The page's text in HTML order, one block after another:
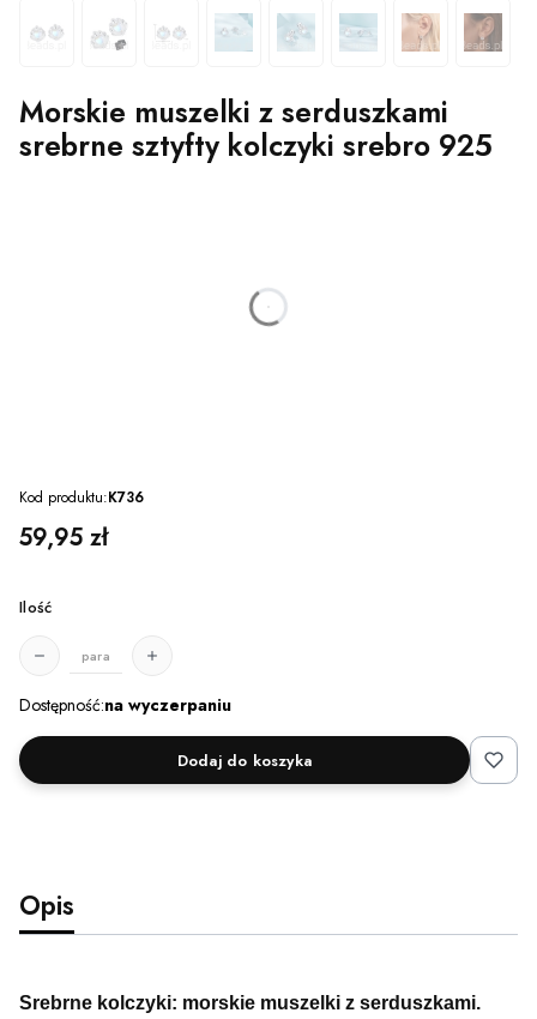
Morskie muszelki z serduszkami
srebrne sztyfty kolczyki srebro 925
godzin
Kod produktu:K736
Cena
59,95 zł
Ilość
para
Dostępność:na wyczerpaniu
Dodaj do koszyka
Opis
Srebrne kolczyki: morskie muszelki z serduszkami.